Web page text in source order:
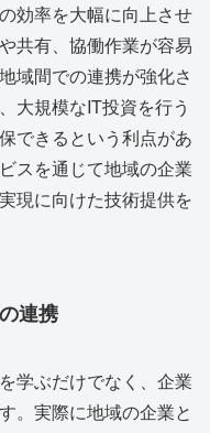
効率を大幅に向上させ
共有、協働作業が容易
域間での連携が強化さ
大規模なIT投資を行う
できるという利点があ
スを通じて地域の企業
現に向けた技術提供を
連携
学ぶだけでなく、企業
。実際に地域の企業と